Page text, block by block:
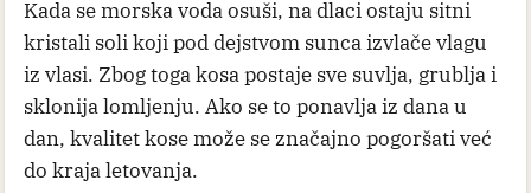
Kada se morska voda osuši, na dlaci ostaju sitni
kristali soli koji pod dejstvom sunca izvlače vlagu
iz vlasi. Zbog toga kosa postaje sve suvlja, grublja i
sklonija lomljenju. Ako se to ponavlja iz dana u
dan, kvalitet kose može se značajno pogoršati već
do kraja letovanja.